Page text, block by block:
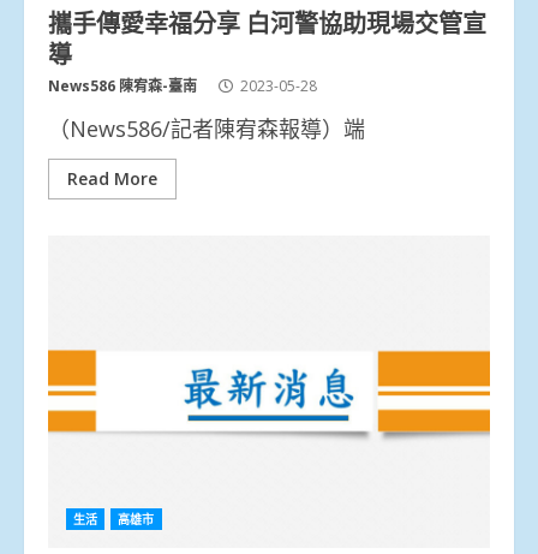
攜手傳愛幸福分享 白河警協助現場交管宣
導
News586 陳宥森-臺南 2023-05-28
（News586/記者陳宥森報導）端
Read More
生活 高雄市